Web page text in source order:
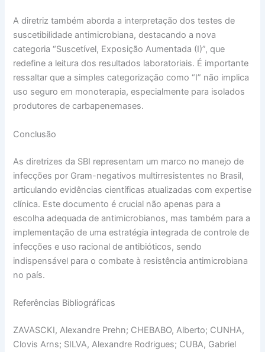
A diretriz também aborda a interpretação dos testes de
suscetibilidade antimicrobiana, destacando a nova
categoria “Suscetível, Exposição Aumentada (I)”, que
redefine a leitura dos resultados laboratoriais. É importante
ressaltar que a simples categorização como “I” não implica
uso seguro em monoterapia, especialmente para isolados
produtores de carbapenemases.
Conclusão
As diretrizes da SBI representam um marco no manejo de
infecções por Gram-negativos multirresistentes no Brasil,
articulando evidências científicas atualizadas com expertise
clínica. Este documento é crucial não apenas para a
escolha adequada de antimicrobianos, mas também para a
implementação de uma estratégia integrada de controle de
infecções e uso racional de antibióticos, sendo
indispensável para o combate à resistência antimicrobiana
no país.
Referências Bibliográficas
ZAVASCKI, Alexandre Prehn; CHEBABO, Alberto; CUNHA,
Clovis Arns; SILVA, Alexandre Rodrigues; CUBA, Gabriel